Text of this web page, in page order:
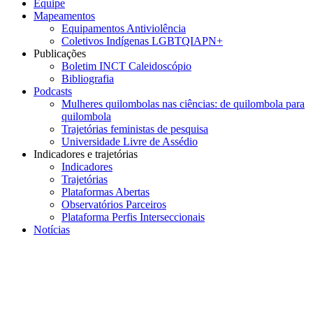
Equipe
Mapeamentos
Equipamentos Antiviolência
Coletivos Indígenas LGBTQIAPN+
Publicações
Boletim INCT Caleidoscópio
Bibliografia
Podcasts
Mulheres quilombolas nas ciências: de quilombola para
quilombola
Trajetórias feministas de pesquisa
Universidade Livre de Assédio
Indicadores e trajetórias
Indicadores
Trajetórias
Plataformas Abertas
Observatórios Parceiros
Plataforma Perfis Interseccionais
Notícias